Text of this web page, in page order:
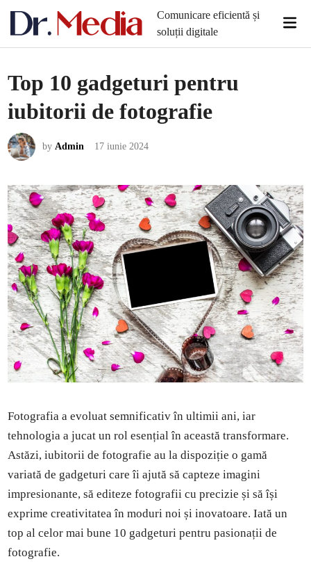
Comunicare eficientă și
soluții digitale
Top 10 gadgeturi pentru
iubitorii de fotografie
byAdmin 17 iunie 2024
Fotografia a evoluat semnificativ în ultimii ani, iar
tehnologia a jucat un rol esențial în această transformare.
Astăzi, iubitorii de fotografie au la dispoziție o gamă
variată de gadgeturi care îi ajută să capteze imagini
impresionante, să editeze fotografii cu precizie și să își
exprime creativitatea în moduri noi și inovatoare. Iată un
top al celor mai bune 10 gadgeturi pentru pasionații de
fotografie.